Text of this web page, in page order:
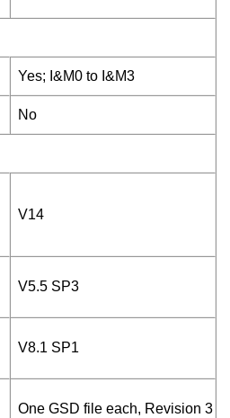
Yes; I&M0 to I&M3
No
V14
V5.5 SP3
V8.1 SP1
One GSD file each, Revision 3